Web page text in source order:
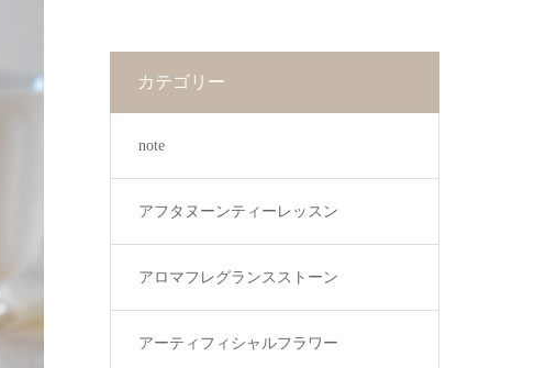
カテゴリー
note
アフタヌーンティーレッスン
アロマフレグランスストーン
アーティフィシャルフラワー